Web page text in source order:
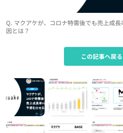
Q. マクアケが、コロナ特需後でも売上成
因とは？
この記事へ戻る